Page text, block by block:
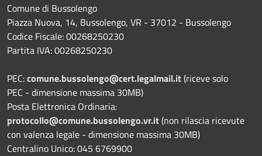
Comune di Bussolengo
Piazza Nuova, 14, Bussolengo, VR - 37012 - Bussolengo
Codice Fiscale: 00268250230
Partita IVA: 00268250230
PEC:comune.bussolengo@cert.legalmail.it(riceve solo
PEC - dimensione massima 30MB)
Posta Elettronica Ordinaria:
protocollo@comune.bussolengo.vr.it(non rilascia ricevute
con valenza legale - dimensione massima 30MB)
Centralino Unico: 045 6769900